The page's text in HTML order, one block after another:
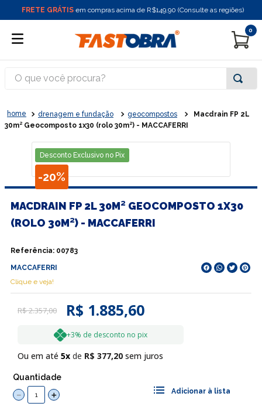
FRETE GRÁTIS em compras acima de R$149,90 (Consulte as regiões)
0
O que você procura?
drenagem e fundação geocompostos
Macdrain FP 2L
30m² Geocomposto 1x30 (rolo 30m²) - MACCAFERRI
Desconto Exclusivo no Pix
-20%
MACDRAIN FP 2L 30M² GEOCOMPOSTO 1X30
(ROLO 30M²) - MACCAFERRI
Referência: 00783
MACCAFERRI
Clique e veja!
R$2.357,00 R$ 1.885,60
+3% de desconto no pix
Ou em até 5 R$ 377,20 sem juros
Quantidade
＋
－